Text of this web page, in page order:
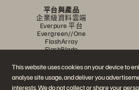
This website uses cookies on your device to
analyse site usage, and deliver you
interests. We do not collect or share your
平台與產品
企業級資料雲端
Everpure 平台
Evergreen//One
FlashArray
FlashBlade
即時企業級檔案
資源